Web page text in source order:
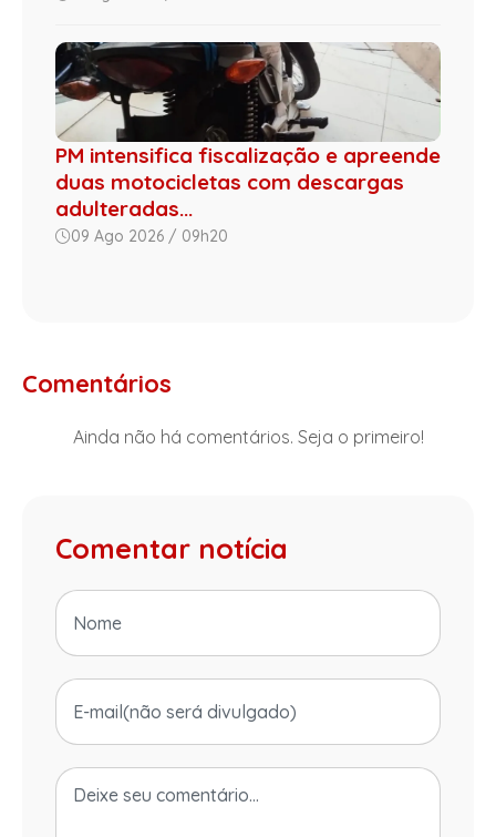
PM intensifica fiscalização e apreende
duas motocicletas com descargas
adulteradas...
09 Ago 2026 / 09h20
Comentários
Ainda não há comentários. Seja o primeiro!
Comentar notícia